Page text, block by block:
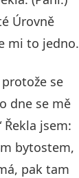
Úrovně
mi to jedno.
se
dne se mě
jsem:
bytostem,
pak tam